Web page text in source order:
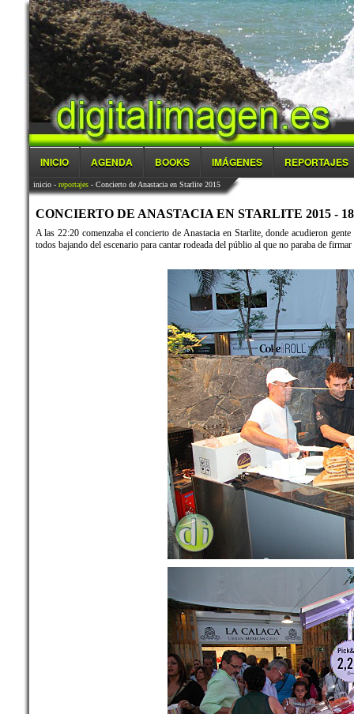
INICIO AGENDA BOOKS IMÁGENES REPORTAJES
inicio- reportajes- Concierto de Anastacia en Starlite 2015
CONCIERTO DE ANASTACIA EN STARLITE 2015 -
A las 22:20 comenzaba el concierto de Anastacia en Starlite, donde acudieron
todos bajando del escenario para cantar rodeada del públio al que no paraba de